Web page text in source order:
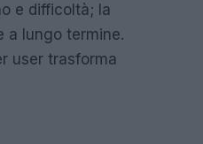
e difficoltà; la
a lungo termine.
user trasforma